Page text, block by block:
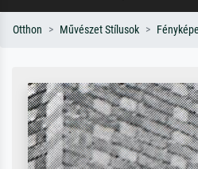
Otthon Művészet Stílusok